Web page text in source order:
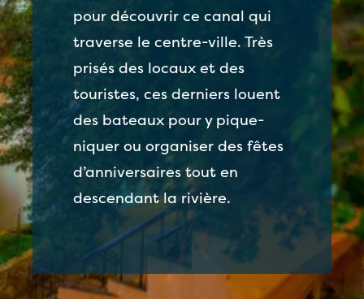
pour découvrir ce canal qui
traverse le centre-ville. Très
prisés des locaux et des
touristes, ces derniers louent
des bateaux pour y pique-
niquer ou organiser des fêtes
d’anniversaires tout en
descendant la rivière.